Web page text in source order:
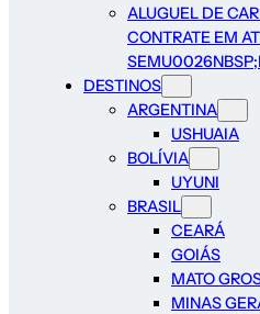
ALUGUEL DE
CONTRATE EM
DESTINOS
ARGENTINA
USHUAIA
BOLÍVIA
UYUNI
BRASIL
CEARÁ
GOIÁS
MATO
MINAS